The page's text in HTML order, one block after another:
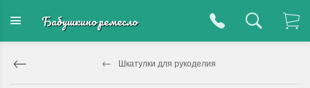
Бабушкино ремесло
Шкатулки для рукоделия